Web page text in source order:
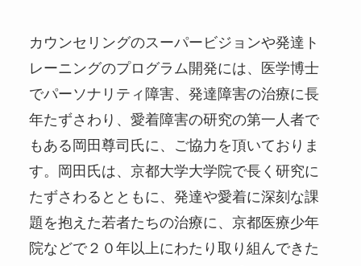
カウンセリングのスーパービジョンや発達ト
レーニングのプログラム開発には、医学博士
でパーソナリティ障害、発達障害の治療に長
年たずさわり、愛着障害の研究の第一人者で
もある岡田尊司氏に、ご協力を頂いておりま
す。岡田氏は、京都大学大学院で長く研究に
たずさわるとともに、発達や愛着に深刻な課
題を抱えた若者たちの治療に、京都医療少年
院などで２０年以上にわたり取り組んできた